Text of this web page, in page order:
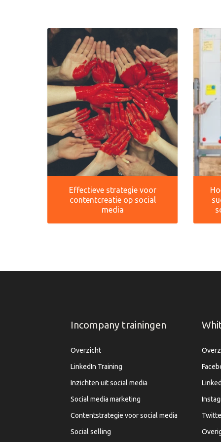
Effectieve strategie voor
contentcreatie op social
media
Incompany trainingen
Overzicht
LinkedIn Training
Inzichten uit social media
Social media marketing
Contentstrategie voor social media
Social selling